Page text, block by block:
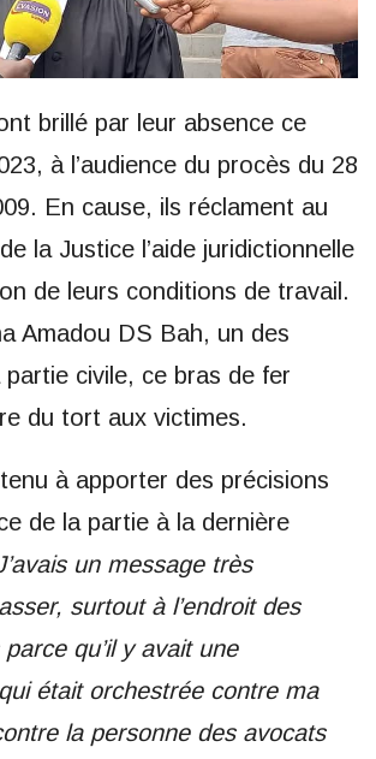
brillé par leur absence ce
à l’audience du procès du 28
En cause, ils réclament au
la Justice l’aide juridictionnelle
de leurs conditions de travail.
Amadou DS Bah, un des
civile, ce bras de fer
du tort aux victimes.
à apporter des précisions
de la partie à la dernière
un message très
surtout à l’endroit des
qu’il y avait une
était orchestrée contre ma
la personne des avocats